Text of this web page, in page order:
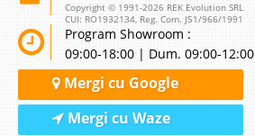
Copyright © 1991-2026 REK Evolution SRL
CUI: RO1932134, Reg. Com. J51/966/1991
Program Showroom :
09:00-18:00 | Dum. 09:00-12:00
Mergi cu Google
Mergi cu Waze